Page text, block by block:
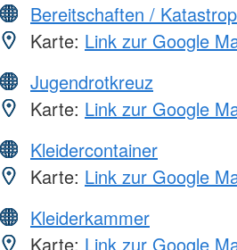
Bereitschaften /
Karte: Link zur Google
Jugendrotkreuz
Karte: Link zur Google
Kleidercontainer
Karte: Link zur Google
Kleiderkammer
Karte: Link zur Google